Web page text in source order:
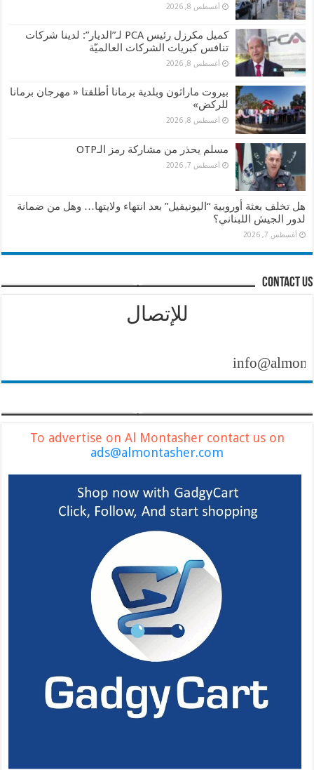
أغسطس 8, 2026
كميل مكرزل رئيس PCA لـ”الديار”: لدينا شركات
تنافس كبريات الشركات العالميّة
أغسطس 8, 2026
بيروت ماراثون وبلدية برمانا أطلقتا « مهرجان برمانا
للركض»
أغسطس 8, 2026
مسلم يحذر من مشاركة رمز الـOTP
أغسطس 7, 2026
هل تخلف بعثة أوروبية “اليونيفيل” بعد انتهاء ولايتها… وهل من ضمانة
لدور الجيش اللبناني؟
أغسطس 7, 2026
contact us
للإتصال
To advertise on Al Montasher contact us on
ads@almontasher.com